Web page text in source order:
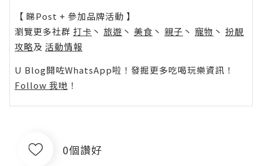
【 睇Post + 參加品牌活動 】
瀏覽更多社群 打卡 丶 旅遊 丶 美食 丶 親子 丶 寵物 丶 扮靚
攻略及 活動情報
U Blog開咗WhatsApp啦！發掘更多吃喝玩樂資訊！
Follow 我哋 ！
0個讚好